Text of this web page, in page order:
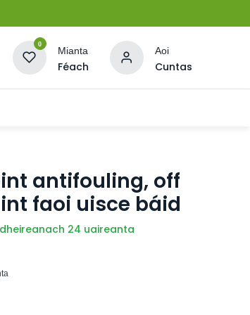
0
Mianta
Féach
Aoi
Cuntas
antifouling, off
faoi uisce báid
24 uaireanta